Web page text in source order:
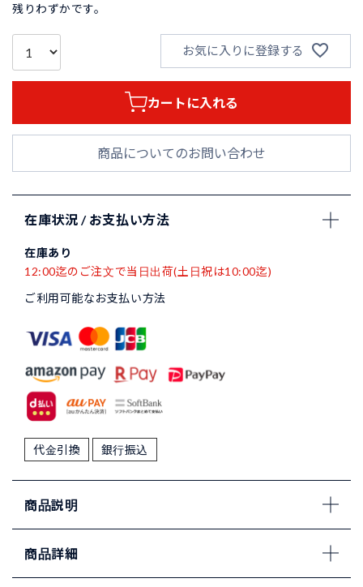
残りわずかです。
お気に入りに登録する
カートに入れる
商品についてのお問い合わせ
在庫状況 / お支払い方法
在庫あり
12:00迄のご注文で当日出荷(土日祝は10:00迄)
ご利用可能なお支払い方法
代金引換 銀行振込
商品説明
商品詳細